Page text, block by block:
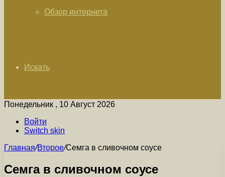
Обзор интернета
Искать
Понедельник , 10 Август 2026
Войти
Switch skin
Главная/Второе/Семга в сливочном соусе
Семга в сливочном соусе